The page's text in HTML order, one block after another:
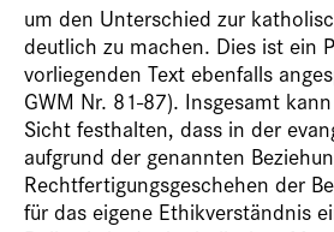
um den Unterschied zur
deutlich zu machen. Dies ist ein
vorliegenden Text ebenfalls
GWM Nr. 81-87). Insgesamt
Sicht festhalten, dass in der
aufgrund der genannten
Rechtfertigungsgeschehen der
für das eigene Ethikverständnis